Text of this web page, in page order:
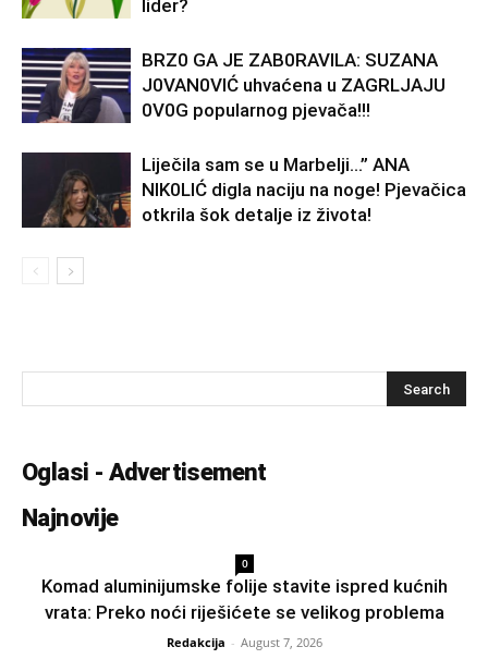
lider?
BRZ0 GA JE ZAB0RAVlLA: SUZANA
J0VAN0VIĆ uhvaćena u ZAGRLJAJU
0V0G popularnog pjevača!!!
Liječila sam se u Marbelji…” ANA
NlK0LlĆ digla naciju na noge! Pjevačica
otkrila šok detalje iz života!
Oglasi - Advertisement
Najnovije
0
Komad aluminijumske folije stavite ispred kućnih
vrata: Preko noći riješićete se velikog problema
Redakcija - August 7, 2026